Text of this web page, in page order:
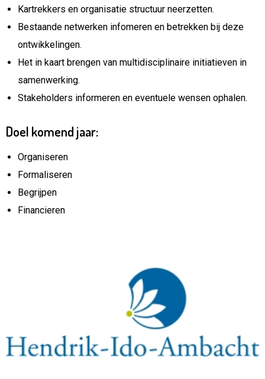
Kartrekkers en organisatie structuur neerzetten.
Bestaande netwerken infomeren en betrekken bij deze
ontwikkelingen.
Het in kaart brengen van multidisciplinaire initiatieven in
samenwerking.
Stakeholders informeren en eventuele wensen ophalen.
Doel komend jaar:
Organiseren
Formaliseren
Begrijpen
Financieren